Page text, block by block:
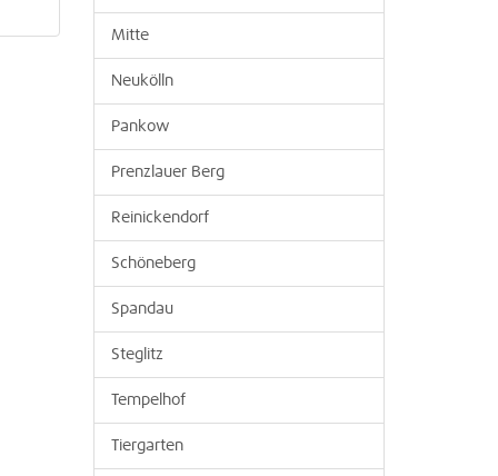
Mitte
Neukölln
Pankow
Prenzlauer Berg
Reinickendorf
Schöneberg
Spandau
Steglitz
Tempelhof
Tiergarten